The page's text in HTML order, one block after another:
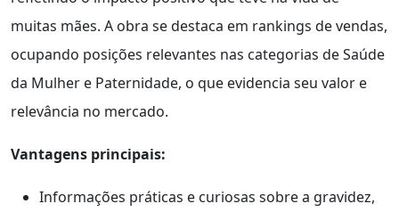
muitas mães. A obra se destaca em rankings de vendas,
ocupando posições relevantes nas categorias de Saúde
da Mulher e Paternidade, o que evidencia seu valor e
relevância no mercado.
Vantagens principais:
Informações práticas e curiosas sobre a gravidez,